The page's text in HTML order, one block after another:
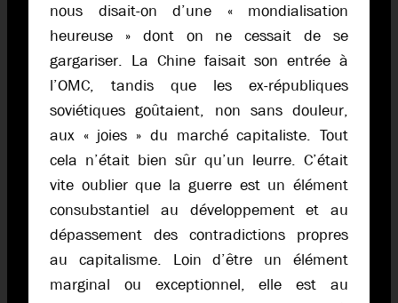
nous disait-on d’une « mondialisation
heureuse » dont on ne cessait de se
gargariser. La Chine faisait son entrée à
l’OMC, tandis que les ex-républiques
soviétiques goûtaient, non sans douleur,
aux « joies » du marché capitaliste. Tout
cela n’était bien sûr qu’un leurre. C’était
vite oublier que la guerre est un élément
consubstantiel au développement et au
dépassement des contradictions propres
au capitalisme. Loin d’être un élément
marginal ou exceptionnel, elle est au